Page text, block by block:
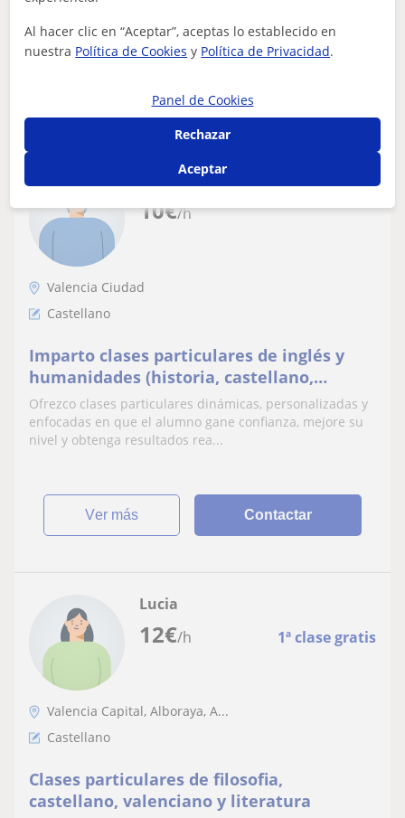
10€/h
Emma
Valencia Ciudad
Castellano
Imparto clases particulares de inglés y
humanidades (historia, castellano,
valenciano y francés) en Valencia. Online
y presencial
Ofrezco clases particulares dinámicas, personalizadas y
enfocadas en que el alumno gane confianza, mejore su
nivel y obtenga resultados rea...
ver más Contactar
12€/h 1ª clase gratis
Lucia
Valencia Capital, Alboraya, A...
Castellano
Clases particulares de filosofia,
castellano, valenciano y literatura
Al hacer clic en “Aceptar”, aceptas lo establecido en
nuestra Política de Cookies y Política de Privacidad.
Panel de Cookies
Rechazar
Aceptar